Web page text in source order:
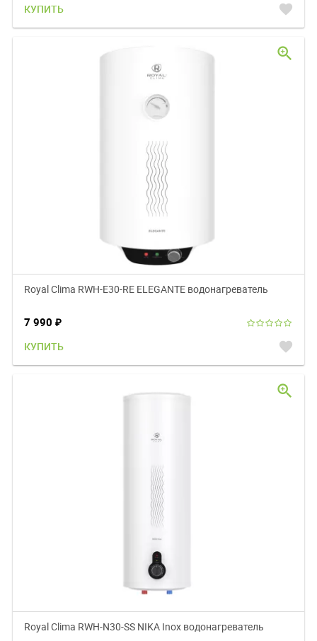
КУПИТЬ favorite
Royal Clima RWH-E30-RE ELEGANTE водонагреватель
7 990 ₽
КУПИТЬ favorite
zoom_in
Royal Clima RWH-N30-SS NIKA Inox водонагреватель
zoom_in